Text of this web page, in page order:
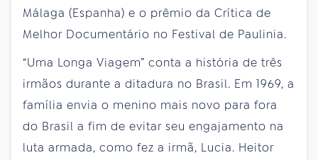
Málaga (Espanha) e o prêmio da Crítica de
Melhor Documentário no Festival de Paulinia.
“Uma Longa Viagem” conta a história de três
irmãos durante a ditadura no Brasil. Em 1969, a
família envia o menino mais novo para fora
do Brasil a fim de evitar seu engajamento na
luta armada, como fez a irmã, Lucia. Heitor